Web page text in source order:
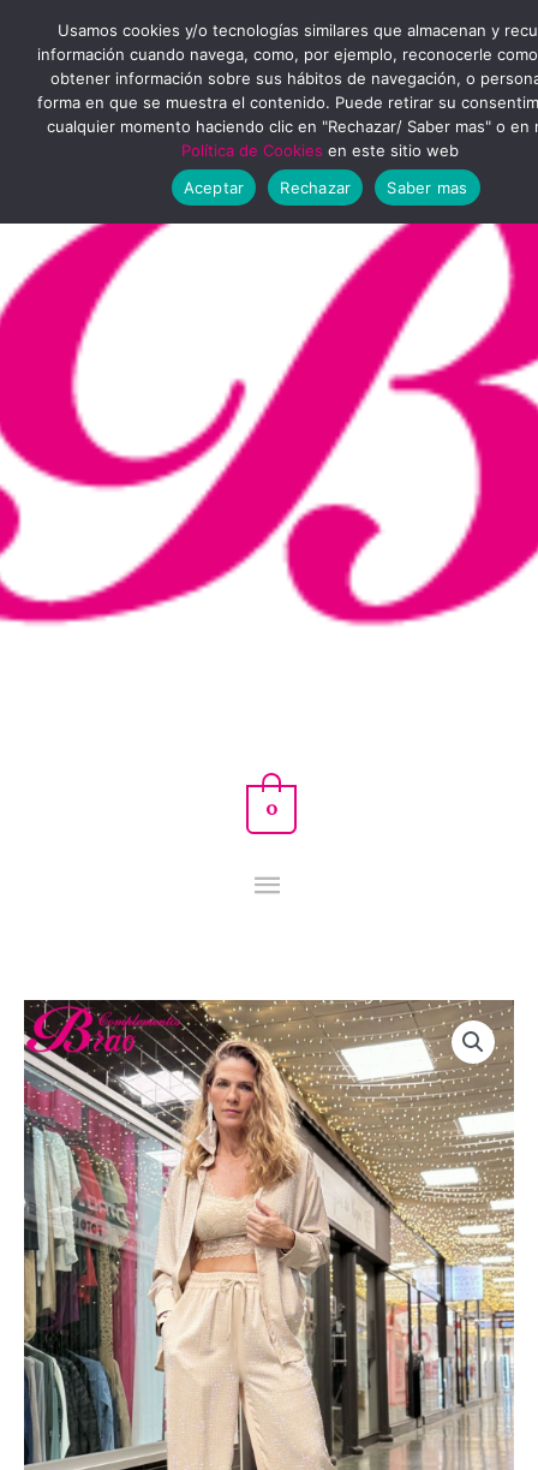
contenido
MENÚ
PRINCIPAL
0
CONJUNTO
LIBRA
cantidad
Usamos cookies y/o tecnologías similares que almacenan y
información cuando navega, como, por ejemplo, reconocerle
obtener información sobre sus hábitos de navegación, o
forma en que se muestra el contenido. Puede retirar su
cualquier momento haciendo clic en "Rechazar/ Saber mas" o en
Política de Cookies en este sitio web
Aceptar
Rechazar Saber mas